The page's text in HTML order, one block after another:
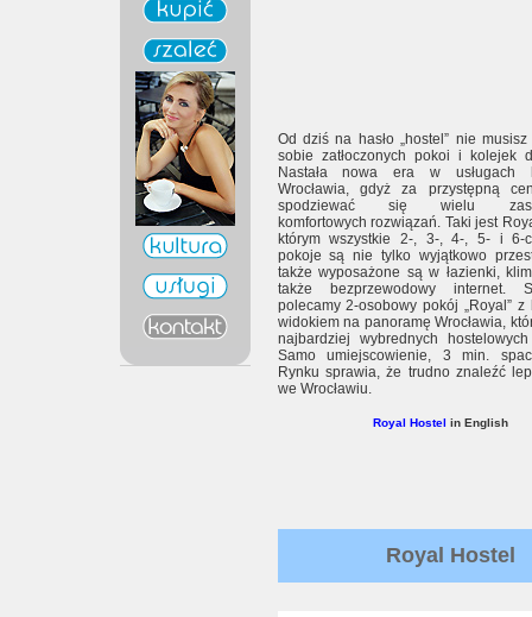
Od dziś na hasło „hostel” nie
sobie zatłoczonych pokoi i kolejek
Nastała nowa era w usługach
Wrocławia, gdyż za przystępną
spodziewać się wielu
komfortowych rozwiązań. Taki jest
którym wszystkie 2-, 3-, 4-, 5- i 6-
pokoje są nie tylko wyjątkowo
także wyposażone są w łazienki,
także bezprzewodowy internet.
polecamy 2-osobowy pokój „Royal” z
widokiem na panoramę Wrocławia,
najbardziej wybrednych
Samo umiejscowienie, 3 min.
Rynku sprawia, że trudno znaleźć
we Wrocławiu.
Royal Hostel in English
Royal Hostel